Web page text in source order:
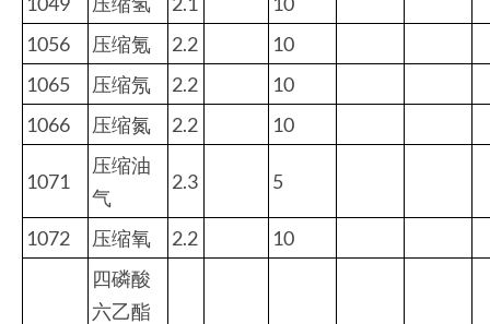
1056
压缩氪 2.2
10
1065
压缩氖 2.2
10
1066
压缩氮 2.2 10
1071
压缩油
气
2.3 5
1072 压缩氧 2.2 10
四磷酸
六乙酯